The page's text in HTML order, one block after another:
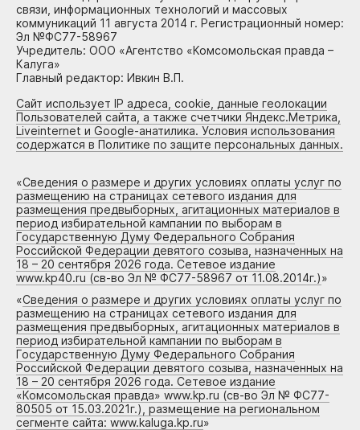
связи, информационных технологий и массовых
коммуникаций 11 августа 2014 г. Регистрационный номер:
Эл №ФС77-58967
Учредитель: ООО «Агентство «Комсомольская правда –
Калуга»
Главный редактор: Ивкин В.П.
Сайт использует IP адреса, cookie, данные геолокации
Пользователей сайта, а также счетчики Яндекс.Метрика,
Liveinternet и Google-анатилика. Условия использования
содержатся в Политике по защите персональных данных.
«Сведения о размере и других условиях оплаты услуг по
размещению на страницах сетевого издания для
размещения предвыборных, агитационных материалов в
период избирательной кампании по выборам в
Государственную Думу Федерального Собрания
Российской Федерации девятого созыва, назначенных на
18 – 20 сентября 2026 года. Сетевое издание
www.kp40.ru (св-во Эл № ФС77-58967 от 11.08.2014г.)»
«Сведения о размере и других условиях оплаты услуг по
размещению на страницах сетевого издания для
размещения предвыборных, агитационных материалов в
период избирательной кампании по выборам в
Государственную Думу Федерального Собрания
Российской Федерации девятого созыва, назначенных на
18 – 20 сентября 2026 года. Сетевое издание
«Комсомольская правда» www.kp.ru (св-во Эл № ФС77-
80505 от 15.03.2021г.), размещение на региональном
сегменте сайта: www.kaluga.kp.ru»